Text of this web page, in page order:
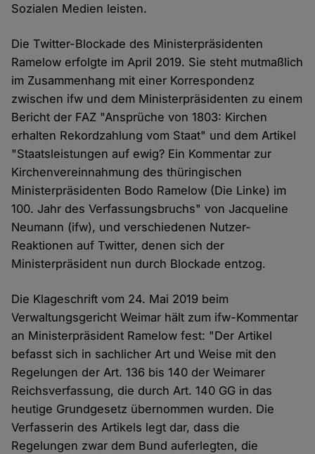
Sozialen Medien leisten.
Die Twitter-Blockade des Ministerpräsidenten
Ramelow erfolgte im April 2019. Sie steht mutmaßlich
im Zusammenhang mit einer Korrespondenz
zwischen ifw und dem Ministerpräsidenten zu einem
Bericht der FAZ "Ansprüche von 1803: Kirchen
erhalten Rekordzahlung vom Staat" und dem Artikel
"Staatsleistungen auf ewig? Ein Kommentar zur
Kirchenvereinnahmung des thüringischen
Ministerpräsidenten Bodo Ramelow (Die Linke) im
100. Jahr des Verfassungsbruchs" von Jacqueline
Neumann (ifw), und verschiedenen Nutzer-
Reaktionen auf Twitter, denen sich der
Ministerpräsident nun durch Blockade entzog.
Die Klageschrift vom 24. Mai 2019 beim
Verwaltungsgericht Weimar hält zum ifw-Kommentar
an Ministerpräsident Ramelow fest: "Der Artikel
befasst sich in sachlicher Art und Weise mit den
Regelungen der Art. 136 bis 140 der Weimarer
Reichsverfassung, die durch Art. 140 GG in das
heutige Grundgesetz übernommen wurden. Die
Verfasserin des Artikels legt dar, dass die
Regelungen zwar dem Bund auferlegten, die